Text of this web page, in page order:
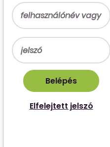
Elfelejtett jelszó